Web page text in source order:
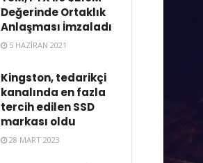
Değerinde Ortaklık
Anlaşması İmzaladı
5 HAZIRAN 2021
Kingston, tedarikçi
kanalında en fazla
tercih edilen SSD
markası oldu
28 MART 2023